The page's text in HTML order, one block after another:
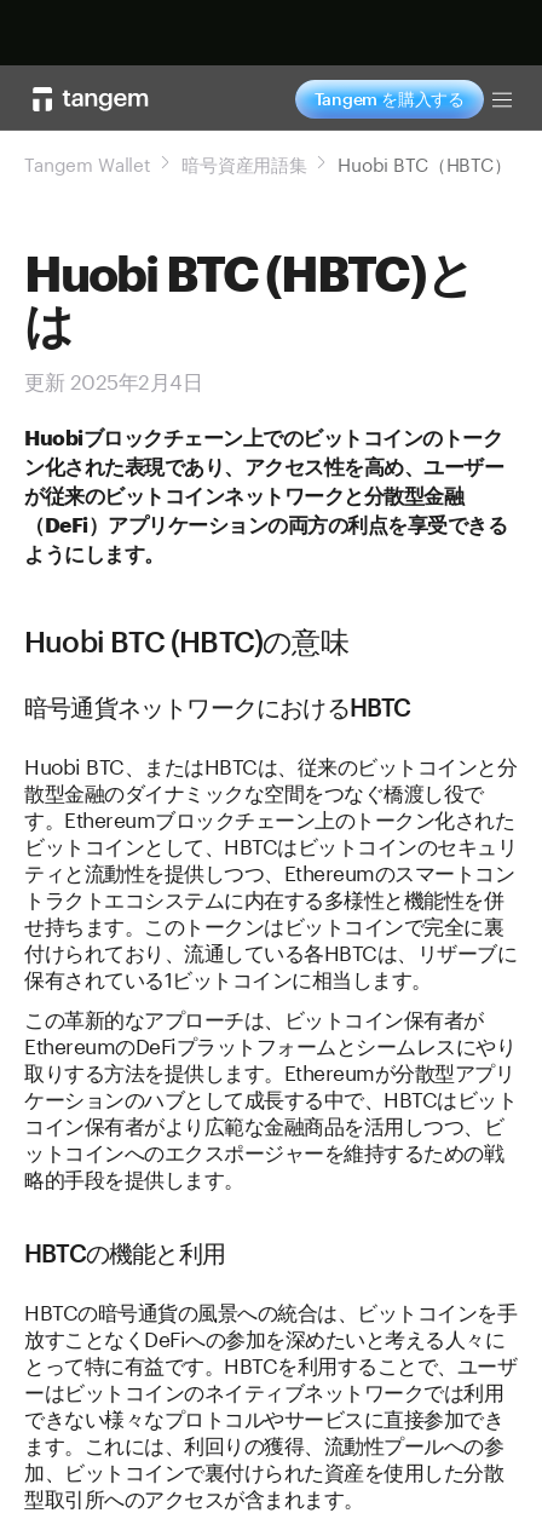
Tangem を購入する
Tangem Wallet 暗号資産用語集 Huobi BTC（HBTC）
Huobi BTC (HBTC)と
は
更新 2025年2月4日
Huobiブロックチェーン上でのビットコインのトーク
ン化された表現であり、アクセス性を高め、ユーザー
が従来のビットコインネットワークと分散型金融
（DeFi）アプリケーションの両方の利点を享受できる
ようにします。
Huobi BTC (HBTC)の意味
暗号通貨ネットワークにおけるHBTC
Huobi BTC、またはHBTCは、従来のビットコインと分
散型金融のダイナミックな空間をつなぐ橋渡し役で
す。Ethereumブロックチェーン上のトークン化された
ビットコインとして、HBTCはビットコインのセキュリ
ティと流動性を提供しつつ、Ethereumのスマートコン
トラクトエコシステムに内在する多様性と機能性を併
せ持ちます。このトークンはビットコインで完全に裏
付けられており、流通している各HBTCは、リザーブに
保有されている1ビットコインに相当します。
この革新的なアプローチは、ビットコイン保有者が
EthereumのDeFiプラットフォームとシームレスにやり
取りする方法を提供します。Ethereumが分散型アプリ
ケーションのハブとして成長する中で、HBTCはビット
コイン保有者がより広範な金融商品を活用しつつ、ビ
ットコインへのエクスポージャーを維持するための戦
略的手段を提供します。
HBTCの機能と利用
HBTCの暗号通貨の風景への統合は、ビットコインを手
放すことなくDeFiへの参加を深めたいと考える人々に
とって特に有益です。HBTCを利用することで、ユーザ
ーはビットコインのネイティブネットワークでは利用
できない様々なプロトコルやサービスに直接参加でき
ます。これには、利回りの獲得、流動性プールへの参
加、ビットコインで裏付けられた資産を使用した分散
型取引所へのアクセスが含まれます。